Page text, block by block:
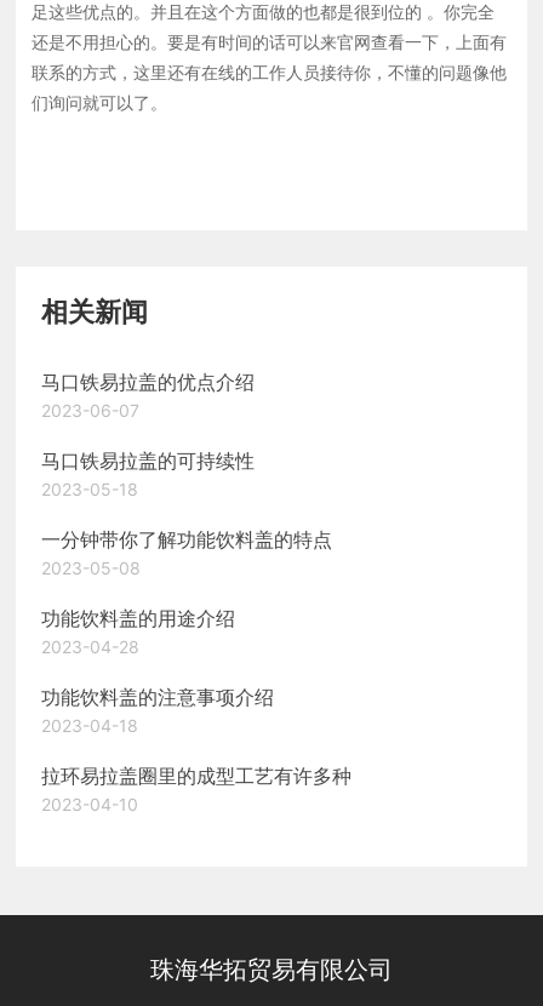
足这些优点的。并且在这个方面做的也都是很到位的 。你完全
还是不用担心的。要是有时间的话可以来官网查看一下，上面有
联系的方式，这里还有在线的工作人员接待你，不懂的问题像他
们询问就可以了。
相关新闻
马口铁易拉盖的优点介绍
2023-06-07
马口铁易拉盖的可持续性
2023-05-18
一分钟带你了解功能饮料盖的特点
2023-05-08
功能饮料盖的用途介绍
2023-04-28
功能饮料盖的注意事项介绍
2023-04-18
拉环易拉盖圈里的成型工艺有许多种
2023-04-10
珠海华拓贸易有限公司